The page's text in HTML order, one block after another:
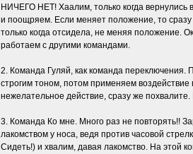
НИЧЕГО НЕТ! Хаалим, только когда вернулись
и поощряем. Если меняет положение, то
только когда отсидела, не меняя положение.
работаем с другими командами.
2. Команда Гуляй, как команда
строгим тоном, потом применяем воздействие
нежелательное действие, сразу же
3. Команда Ко мне. Много раз не повторять!!
лакомством у носа, ведя против часовой
Сидеть!) и хвалим, давая лакомство. На этой